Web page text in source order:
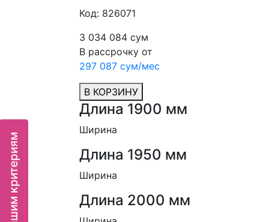
Код: 826071
3 034 084 сум
В рассрочку от
297 087 сум/мес
В КОРЗИНУ
Длина 1900 мм
Ширина
Длина 1950 мм
Ширина
Длина 2000 мм